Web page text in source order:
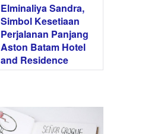
Elminaliya Sandra,
Simbol Kesetiaan
Perjalanan Panjang
Aston Batam Hotel
and Residence